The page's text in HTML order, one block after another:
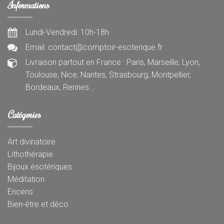
Informations
Lundi-Vendredi: 10h-18h
Email: contact@comptoir-esoterique.fr
Livraison partout en France : Paris, Marseille, Lyon,
Toulouse, Nice, Nantes, Strasbourg, Montpellier,
Bordeaux, Rennes…
Catégories
Art divinatoire
Lithothérapie
Bijoux ésotériques
Méditation
Encens
Bien-être et déco